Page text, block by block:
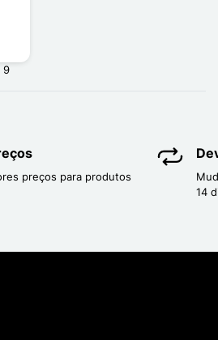
9
preços para produtos
14